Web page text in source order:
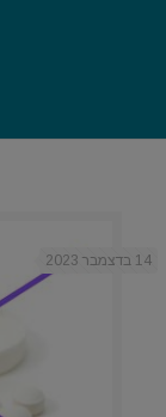
14 בדצמבר 2023